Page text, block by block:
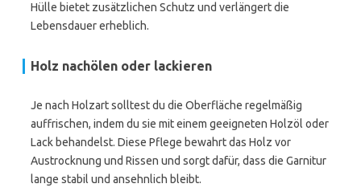
Hülle bietet zusätzlichen Schutz und verlängert die
Lebensdauer erheblich.
Holz nachölen oder lackieren
Je nach Holzart solltest du die Oberfläche regelmäßig
auffrischen, indem du sie mit einem geeigneten Holzöl oder
Lack behandelst. Diese Pflege bewahrt das Holz vor
Austrocknung und Rissen und sorgt dafür, dass die Garnitur
lange stabil und ansehnlich bleibt.